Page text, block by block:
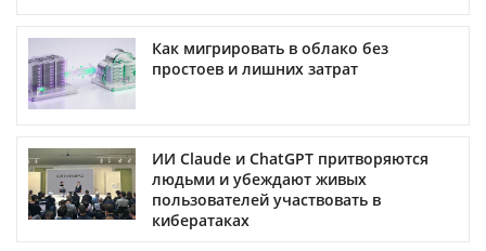
Как мигрировать в облако без
простоев и лишних затрат
ИИ Claude и ChatGPT притворяются
людьми и убеждают живых
пользователей участвовать в
кибератаках